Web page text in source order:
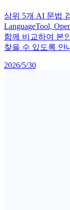
상위 5개 AI 문법
LanguageTool,
함께 비교하여 본
찾을 수 있도록 안
2026/5/30